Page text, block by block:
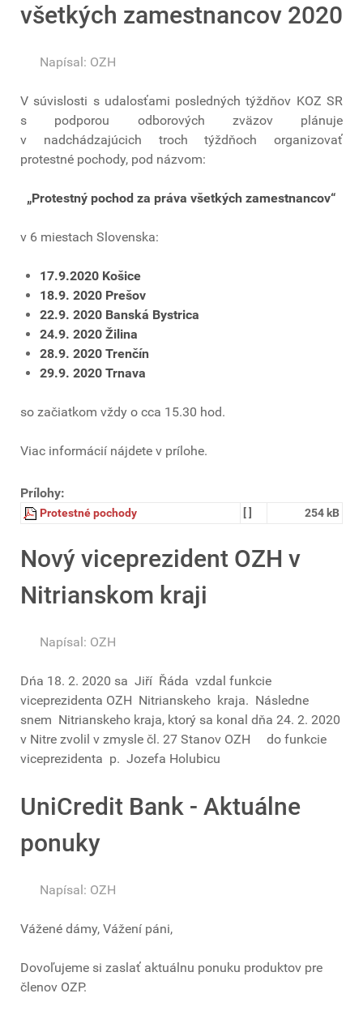
všetkých zamestnancov 2020
Napísal: OZH
V súvislosti s udalosťami posledných týždňov KOZ SR
s podporou odborových zväzov plánuje
v nadchádzajúcich troch týždňoch organizovať
protestné pochody, pod názvom:
„Protestný pochod za práva všetkých zamestnancov“
v 6 miestach Slovenska:
17.9.2020 Košice
18.9. 2020 Prešov
22.9. 2020 Banská Bystrica
24.9. 2020 Žilina
28.9. 2020 Trenčín
29.9. 2020 Trnava
so začiatkom vždy o cca 15.30 hod.
Viac informácií nájdete v prílohe.
Prílohy:
Protestné pochody [ ] 254 kB
Nový viceprezident OZH v
Nitrianskom kraji
Napísal: OZH
Dńa 18. 2. 2020 sa Jiří Řáda vzdal funkcie
viceprezidenta OZH Nitrianskeho kraja. Následne
snem Nitrianskeho kraja, ktorý sa konal dňa 24. 2. 2020
v Nitre zvolil v zmysle čl. 27 Stanov OZH do funkcie
viceprezidenta p. Jozefa Holubicu
UniCredit Bank - Aktuálne
ponuky
Napísal: OZH
Vážené dámy, Vážení páni,
Dovoľujeme si zaslať aktuálnu ponuku produktov pre
členov OZP.